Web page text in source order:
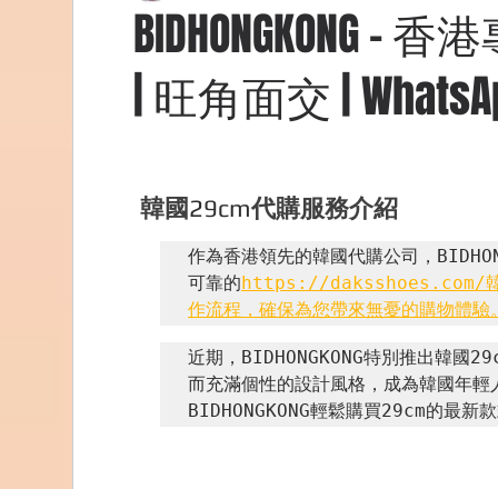
美食團購 購物 台灣代購網站
BIDHONGKONG -
| 旺角面交 |
韓國29cm代購服務介紹
作為香港領先的韓國代購公司，
可靠的https://daksshoes.com/
作流程，確保為您帶來無憂的購物體驗
近期，BIDHONGKONG特別推出韓國
而充滿個性的設計風格，成為韓國年
BIDHONGKONG輕鬆購買29cm的最新